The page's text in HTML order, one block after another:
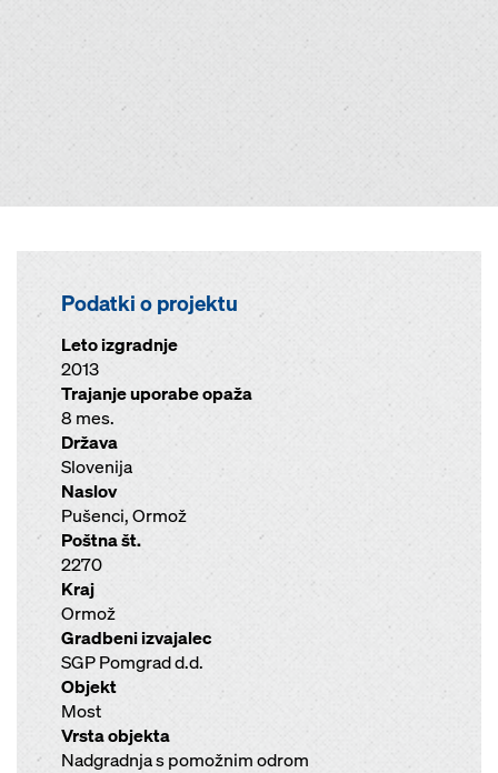
Podatki o projektu
Leto izgradnje
2013
Trajanje uporabe opaža
8 mes.
Država
Slovenija
Naslov
Pušenci, Ormož
Poštna št.
2270
Kraj
Ormož
Gradbeni izvajalec
SGP Pomgrad d.d.
Objekt
Most
Vrsta objekta
Nadgradnja s pomožnim odrom